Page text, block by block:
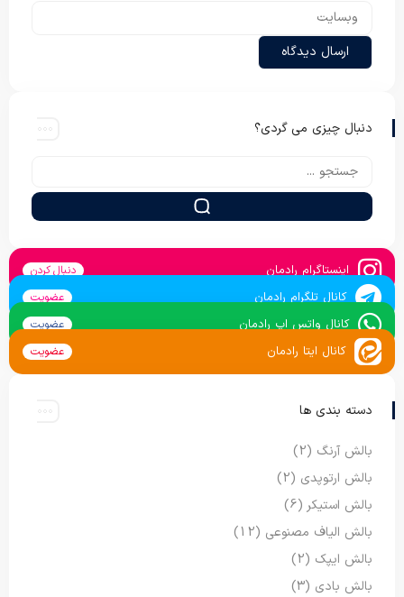
دنبال چیزی می گردی؟
اینستاگرام رادمان دنبال کردن
کانال تلگرام رادمان عضویت
کانال واتس اپ رادمان عضویت
کانال ایتا رادمان عضویت
دسته بندی ها
بالش آرنگ (2)
بالش ارتوپدی (2)
بالش استیکر (6)
بالش الیاف مصنوعی (12)
بالش ایپک (2)
بالش بادی (3)